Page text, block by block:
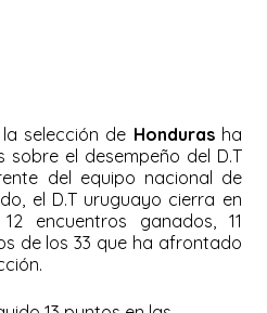
selección de Hondurasha
sobre el desempeño del D.T
del equipo nacional de
el D.T uruguayo cierra en
encuentros ganados, 11
de los 33 que ha afrontado